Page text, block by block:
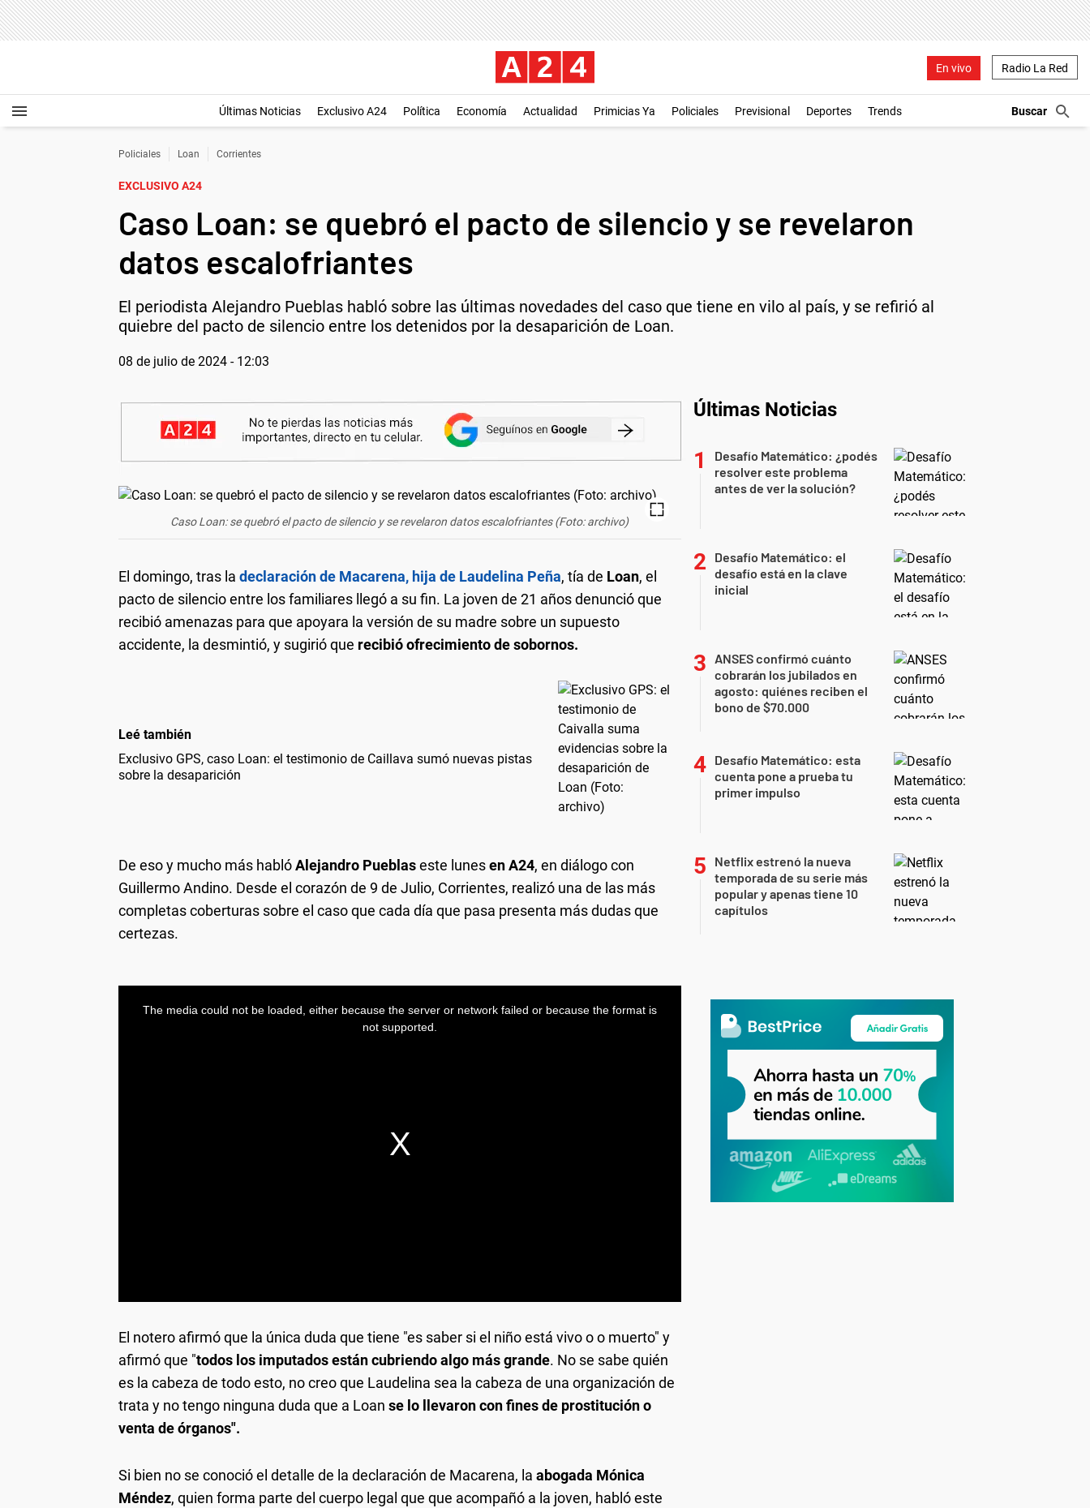
En vivo Radio La Red
Últimas Noticias Exclusivo A24 Política Economía Actualidad Primicias Ya Policiales Previsional Deportes Trends
Policiales Loan Corrientes
EXCLUSIVO A24
Caso Loan: se quebró el pacto de silencio y se revelaron
datos escalofriantes
El periodista Alejandro Pueblas habló sobre las últimas novedades del caso que tiene en vilo al país, y se refirió al
quiebre del pacto de silencio entre los detenidos por la desaparición de Loan.
08 de julio de 2024 - 12:03
Caso Loan: se quebró el pacto de silencio y se revelaron datos escalofriantes (Foto: archivo)
El domingo, tras la declaración de Macarena, hija de Laudelina Peña, tía de Loan, el
pacto de silencio entre los familiares llegó a su fin. La joven de 21 años denunció que
recibió amenazas para que apoyara la versión de su madre sobre un supuesto
accidente, la desmintió, y sugirió que recibió ofrecimiento de sobornos.
Leé también
Exclusivo GPS, caso Loan: el testimonio de Caillava sumó nuevas pistas
sobre la desaparición
De eso y mucho más hablóAlejandro Pueblaseste lunesen A24, en diálogo con
Guillermo Andino. Desde el corazón de 9 de Julio, Corrientes, realizó una de las más
completas coberturas sobre el caso que cada día que pasa presenta más dudas que
certezas.
El notero afirmó que la única duda que tiene "es saber si el niño está vivo o o muerto" y
afirmó que "todos los imputados están cubriendo algo más grande. No se sabe quién
es la cabeza de todo esto, no creo que Laudelina sea la cabeza de una organización de
trata y no tengo ninguna duda que a Loan se lo llevaron con fines de prostitución o
venta de órganos".
Si bien no se conoció el detalle de la declaración de Macarena, la abogada Mónica
Méndez, quien forma parte del cuerpo legal que que acompañó a la joven, habló este
Últimas Noticias
Desafío Matemático: ¿podés
resolver este problema
antes de ver la solución?
Desafío Matemático: el
desafío está en la clave
inicial
ANSES confirmó cuánto
cobrarán los jubilados en
agosto: quiénes reciben el
bono de $70.000
Desafío Matemático: esta
cuenta pone a prueba tu
primer impulso
Netflix estrenó la nueva
temporada de su serie más
popular y apenas tiene 10
capítulos